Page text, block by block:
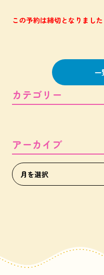
この予約は締切となりました
一
カテゴリー
アーカイブ